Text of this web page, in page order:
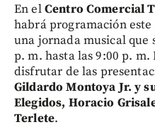
En elCentro Comercial
habrá programación este
una jornada musical que
p. m. hasta las 9:00 p.
disfrutar de las
Gildardo Montoya Jr. y
Elegidos, Horacio
Terlete.